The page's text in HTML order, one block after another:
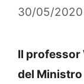
30/05/2020
Il professor
del Ministro